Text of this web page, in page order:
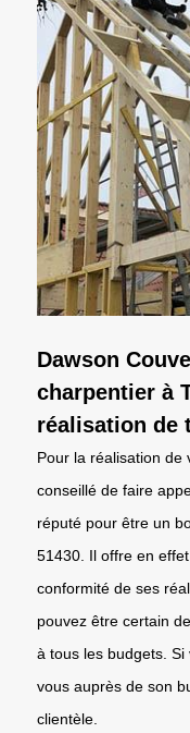
Dawson
charpentier à
réalisation de
Pour la réalisation de
conseillé de faire
réputé pour être un
51430. Il offre en
conformité de ses
pouvez être certain
à tous les budgets.
vous auprès de son
clientèle.